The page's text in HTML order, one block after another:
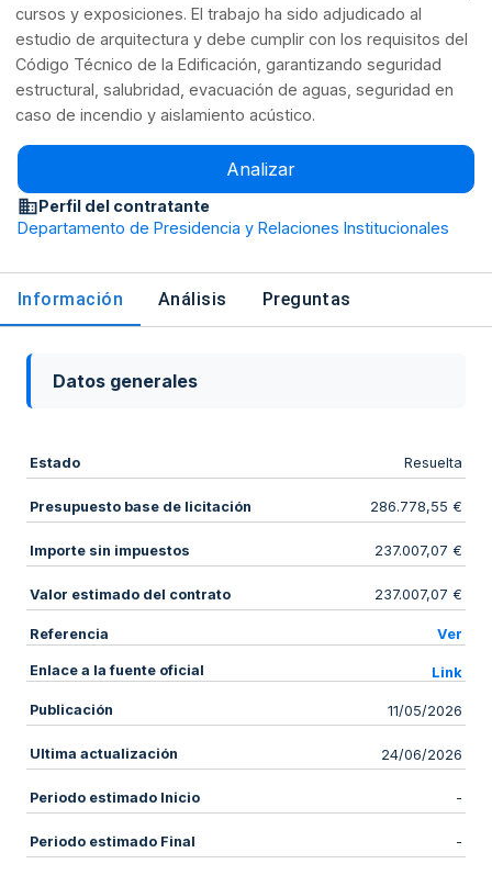
cursos y exposiciones. El trabajo ha sido adjudicado al
estudio de arquitectura y debe cumplir con los requisitos del
Código Técnico de la Edificación, garantizando seguridad
estructural, salubridad, evacuación de aguas, seguridad en
caso de incendio y aislamiento acústico.
Analizar
Perfil del contratante
Departamento de Presidencia y Relaciones Institucionales
Información Análisis Preguntas
Datos generales
Estado Resuelta
Presupuesto base de licitación 286.778,55 €
Importe sin impuestos 237.007,07 €
Valor estimado del contrato 237.007,07 €
Referencia Ver
Enlace a la fuente oficial Link
Publicación 11/05/2026
Ultima actualización 24/06/2026
Periodo estimado Inicio -
Periodo estimado Final -